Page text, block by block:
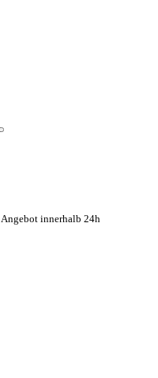
Angebot innerhalb 24h